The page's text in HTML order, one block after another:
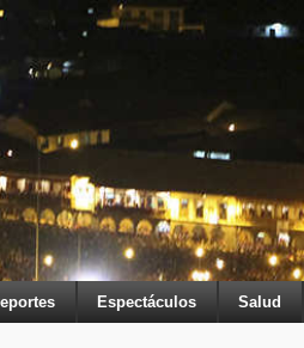
Espectáculos Salud